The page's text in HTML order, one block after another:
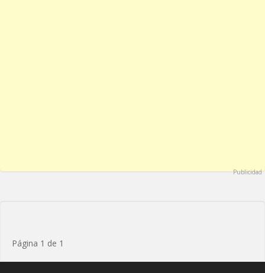
Publicidad
Página 1 de 1